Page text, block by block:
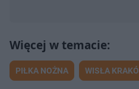
PIŁKA NOŻNA WISŁA